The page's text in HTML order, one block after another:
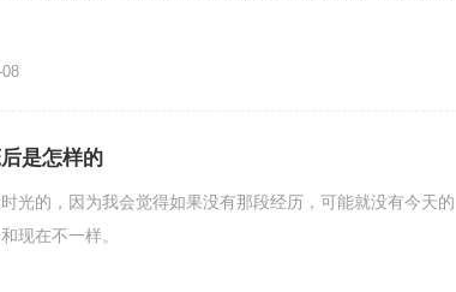
是怎样的
光的，因为我会觉得如果没有那段经历，可能就没有今天的
现在不一样。